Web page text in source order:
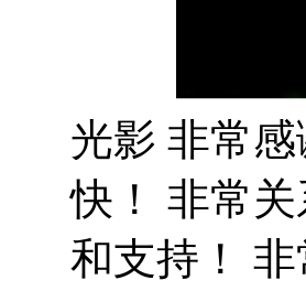
光影 非常
快！ 非常
和支持！